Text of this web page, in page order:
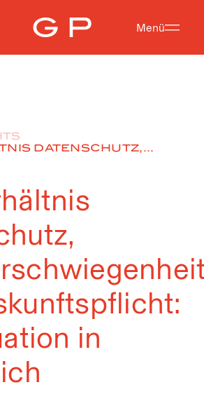
Menü
DATENSCHUTZ,...
in